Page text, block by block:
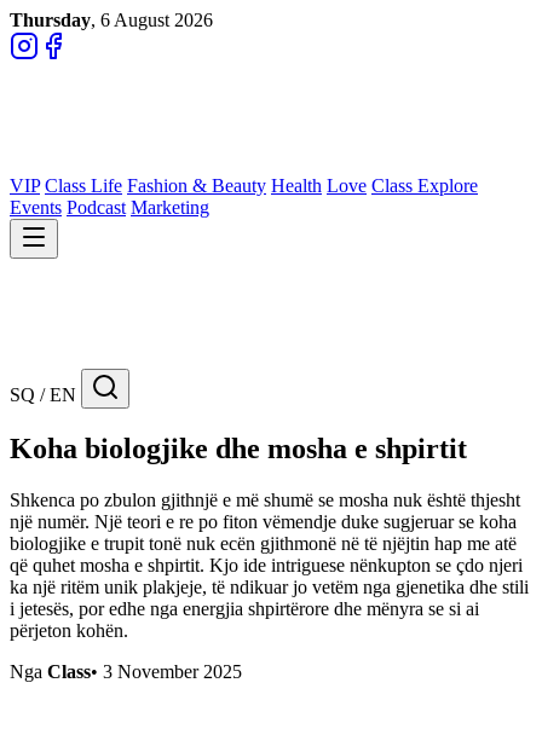
Thursday, 6 August 2026
VIP Class Life Fashion & Beauty Health Love Class Explore
Events Podcast Marketing
SQ / EN
Koha biologjike dhe mosha e shpirtit
Shkenca po zbulon gjithnjë e më shumë se mosha nuk është thjesht
një numër. Një teori e re po fiton vëmendje duke sugjeruar se koha
biologjike e trupit tonë nuk ecën gjithmonë në të njëjtin hap me atë
që quhet mosha e shpirtit. Kjo ide intriguese nënkupton se çdo njeri
ka një ritëm unik plakjeje, të ndikuar jo vetëm nga gjenetika dhe stili
i jetesës, por edhe nga energjia shpirtërore dhe mënyra se si ai
përjeton kohën.
Nga Class• 3 November 2025